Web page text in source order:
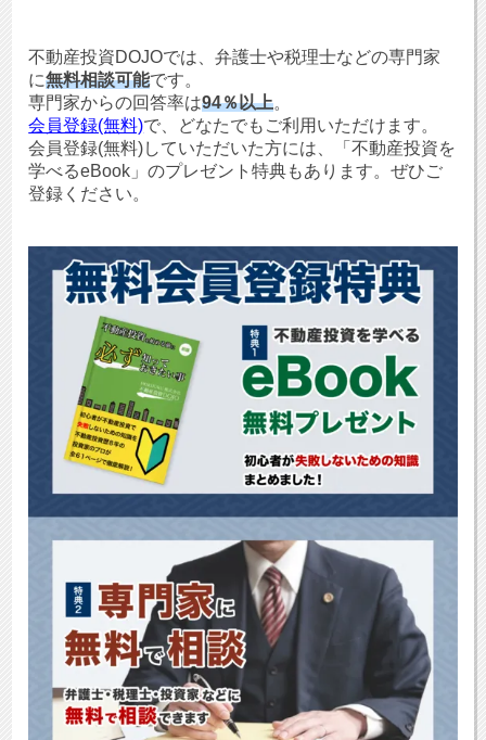
不動産投資DOJOでは、弁護士や税理士などの専門家
に無料相談可能です。
専門家からの回答率は94％以上。
会員登録(無料)で、どなたでもご利用いただけます。
会員登録(無料)していただいた方には、「不動産投資を
学べるeBook」のプレゼント特典もあります。ぜひご
登録ください。